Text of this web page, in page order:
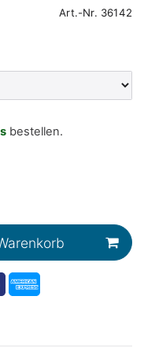
Art.-Nr. 36142
bestellen.